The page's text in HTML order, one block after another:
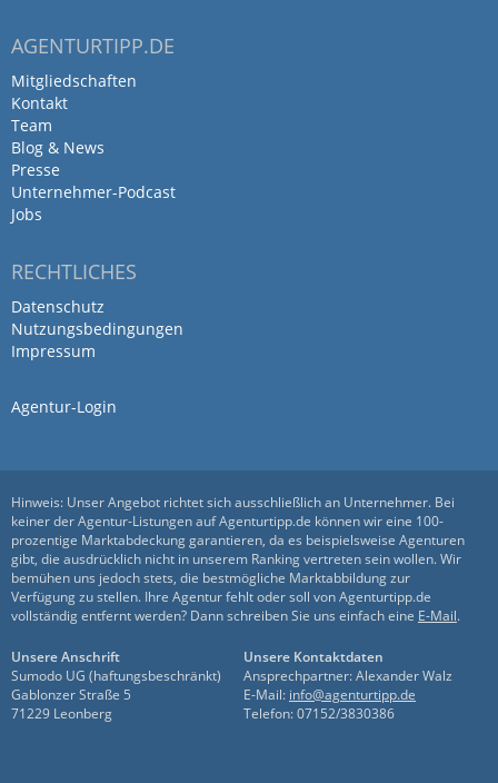
Working at IDEENHAUS gives me a deep
insight into how much care and expertise
goes into every branding and marketing
detail-oriented and focused on creating
long-term value for clients. It’s inspiring to
Toller Arbeitgeber und
grandioses Team!
AGENTURTIPP.DE
Mitgliedschaften
Kontakt
Team
Blog & News
Presse
Unternehmer-Podcast
Jobs
RECHTLICHES
Datenschutz
Nutzungsbedingungen
Impressum
Agentur-Login
Hinweis: Unser Angebot richtet sich ausschließlich an Unternehmer. Bei
keiner der Agentur-Listungen auf Agenturtipp.de können wir eine 100-
prozentige Marktabdeckung garantieren, da es beispielsweise Agenturen
gibt, die ausdrücklich nicht in unserem Ranking vertreten sein wollen. Wir
bemühen uns jedoch stets, die bestmögliche Marktabbildung zur
Verfügung zu stellen. Ihre Agentur fehlt oder soll von Agenturtipp.de
vollständig entfernt werden? Dann schreiben Sie uns einfach eine E-Mail.
Unsere Anschrift
Sumodo UG (haftungsbeschränkt)
Gablonzer Straße 5
71229 Leonberg
Unsere Kontaktdaten
Ansprechpartner: Alexander Walz
E-Mail: info@agenturtipp.de
Telefon: 07152/3830386